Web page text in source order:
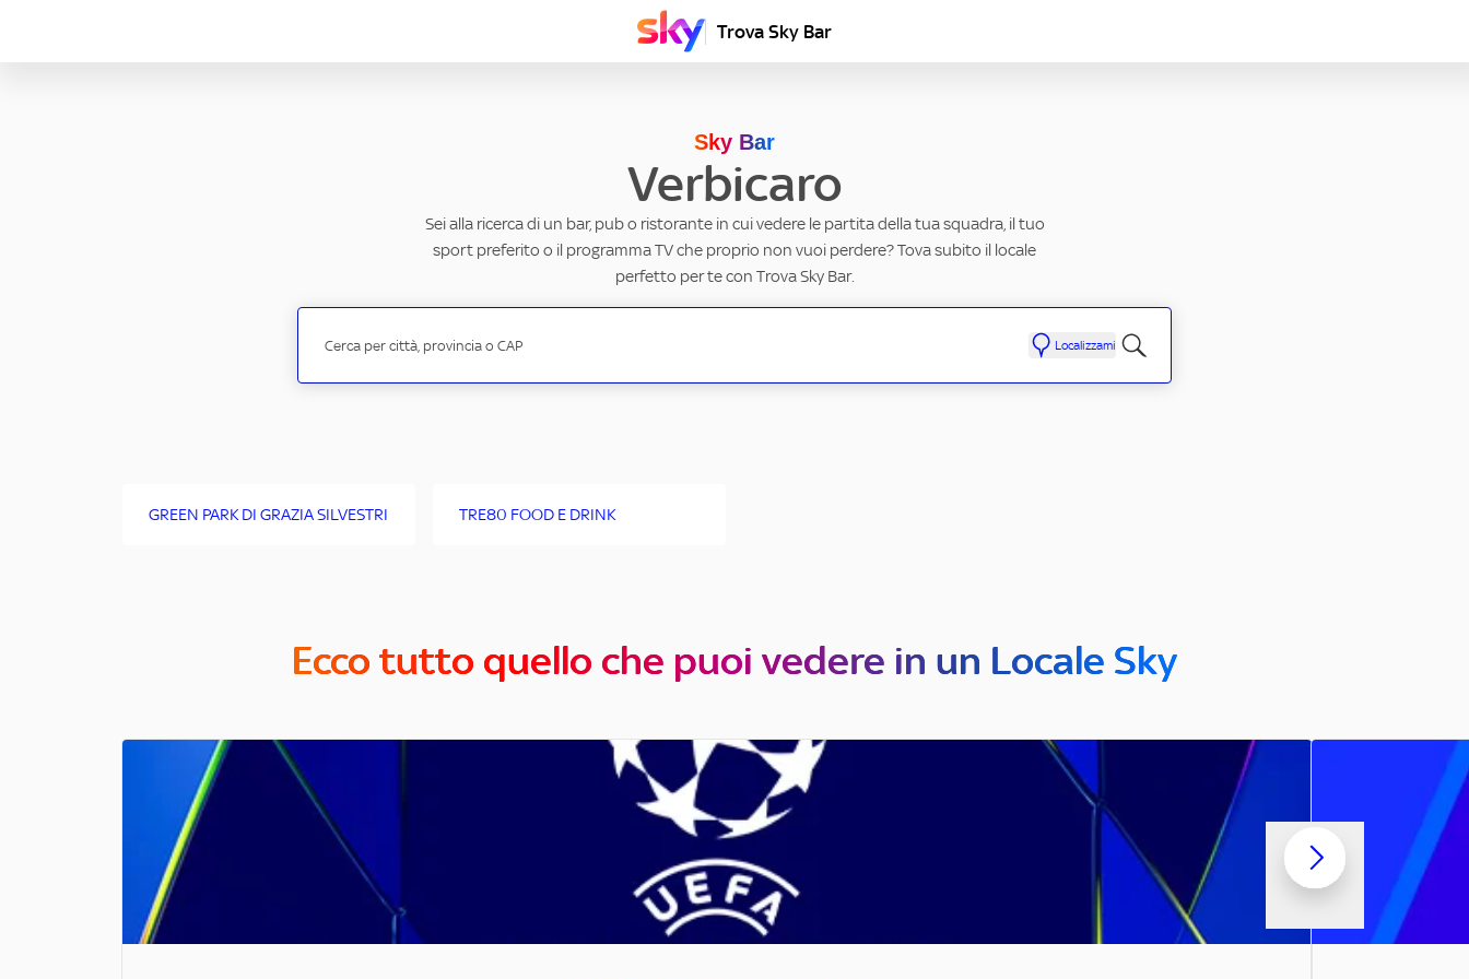
Trova Sky Bar
Sky Bar
Verbicaro
Sei alla ricerca di un bar, pub o ristorante in cui vedere le partita della tua squadra, il tuo
sport preferito o il programma TV che proprio non vuoi perdere? Tova subito il locale
perfetto per te con Trova Sky Bar.
Localizzami
GREEN PARK DI GRAZIA SILVESTRI TRE80 FOOD E DRINK
Ecco tutto quello che puoi vedere in un Locale Sky